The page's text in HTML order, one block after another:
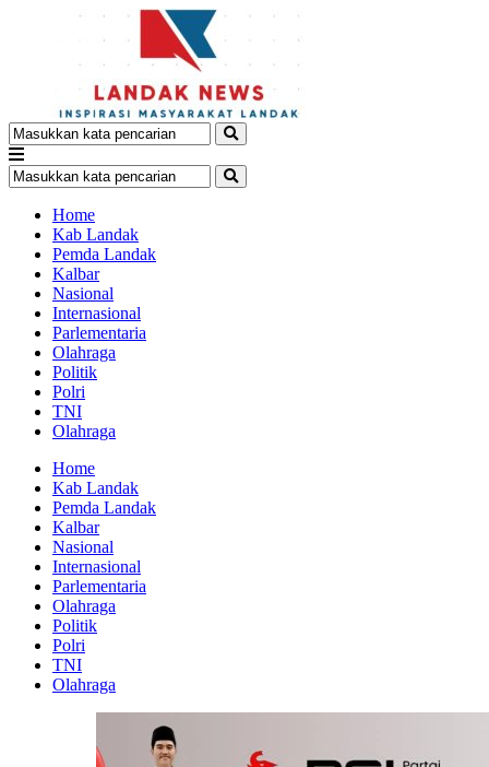
Home
Kab Landak
Pemda Landak
Kalbar
Nasional
Internasional
Parlementaria
Olahraga
Politik
Polri
TNI
Olahraga
Home
Kab Landak
Pemda Landak
Kalbar
Nasional
Internasional
Parlementaria
Olahraga
Politik
Polri
TNI
Olahraga